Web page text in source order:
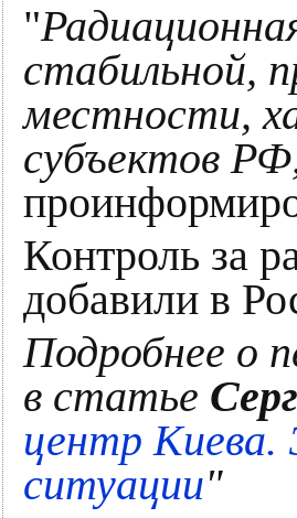
"
стабильной,
местности,
субъектов
Контроль за
добавили в
Подробнее о
в статье
центр Киева.
ситуации"